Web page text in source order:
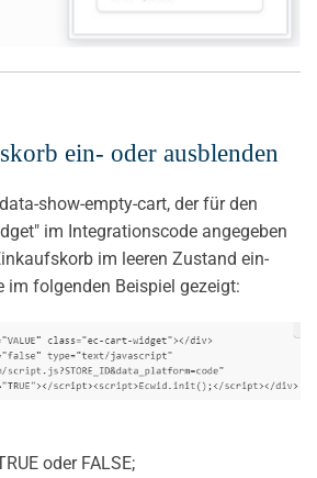
ein- oder ausblenden
show-empty-cart, der für den
im Integrationscode angegeben
im leeren Zustand ein-
im folgenden Beispiel gezeigt:
oder FALSE;